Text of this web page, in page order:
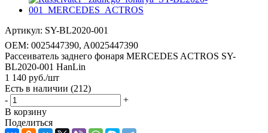
Артикул: SY-BL2020-001
OEM: 0025447390, A0025447390
Рассеиватель заднего фонаря MERCEDES ACTROS SY-
BL2020-001 HanLin
1 140 руб./шт
Есть в наличии (212)
-
+
В корзину
Поделиться